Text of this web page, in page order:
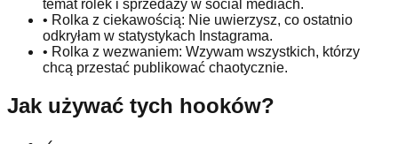
temat rolek i sprzedaży w social mediach.
• Rolka z ciekawością: Nie uwierzysz, co ostatnio
odkryłam w statystykach Instagrama.
• Rolka z wezwaniem: Wzywam wszystkich, którzy
chcą przestać publikować chaotycznie.
Jak używać tych hooków?